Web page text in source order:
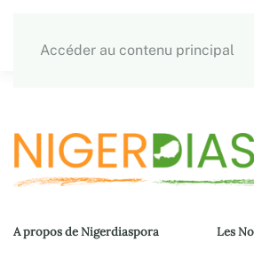
Accéder au contenu principal
A propos de Nigerdiaspora Les